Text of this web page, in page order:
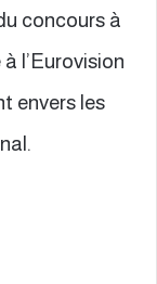
concours à
l’Eurovision
envers les